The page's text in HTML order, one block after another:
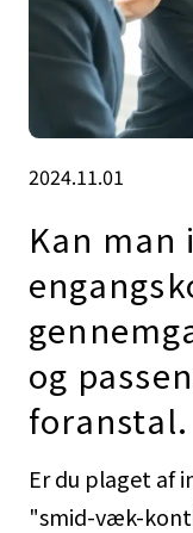
2024.11.01
Kan man
og
foranstal.
Er du plaget af
"smid-væk-